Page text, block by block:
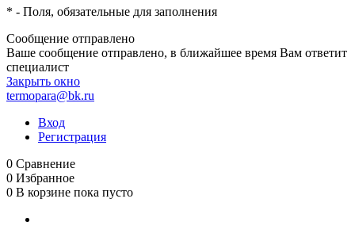
* - Поля, обязательные для заполнения
Сообщение отправлено
Ваше сообщение отправлено, в ближайшее время Вам ответит
специалист
Закрыть окно
termopara@bk.ru
Вход
Регистрация
0 Сравнение
0 Избранное
0 В корзине пока пусто